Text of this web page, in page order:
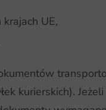
UE,
kurierskich).